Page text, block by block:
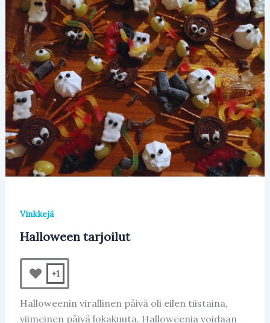
Vinkkejä
Halloween tarjoilut
+1
Halloweenin virallinen päivä oli eilen tiistaina,
viimeinen päivä lokakuuta. Halloweenia voidaan